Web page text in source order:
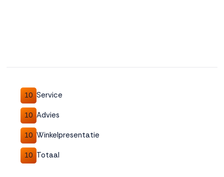
10 Service
10 Advies
10 Winkelpresentatie
10 Totaal